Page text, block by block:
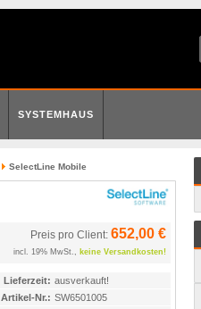
SYSTEMHAUS
SelectLine Mobile
Preis pro Client: 652,00 €
incl. 19% MwSt., keine Versandkosten!
Lieferzeit: ausverkauft!
Artikel-Nr.: SW6501005